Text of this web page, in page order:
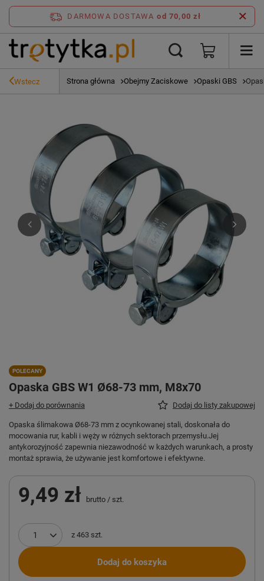
DARMOWA DOSTAWA od 70,00 zł
Wstecz Strona główna Obejmy Zaciskowe Opaski GBS
POLECANY
Opaska GBS W1 Ø68-73 mm, M8x70
+ Dodaj do porównania Dodaj do listy zakupowej
Opaska ślimakowa Ø68-73 mm z ocynkowanej stali, doskonała do
mocowania rur, kabli i węży w różnych sektorach przemysłu.Jej
antykorozyjność zapewnia niezawodność w każdych warunkach, a prosty
montaż sprawia, że używanie jest komfortowe i efektywne.
9,49 zł brutto / szt.
z 463 szt.
Dodaj do koszyka